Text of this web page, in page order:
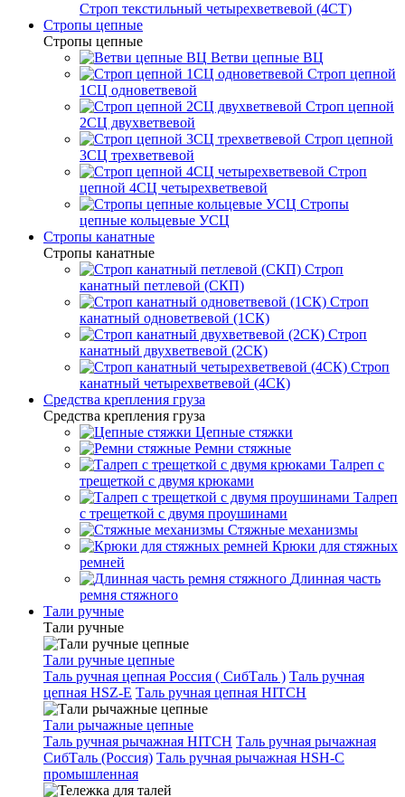
Строп текстильный четырехветвевой (4СТ)
Стропы цепные
Стропы цепные
Ветви цепные ВЦ
Строп цепной
1СЦ одноветвевой
Строп цепной
2СЦ двухветвевой
Строп цепной
3СЦ трехветвевой
Строп
цепной 4СЦ четырехветвевой
Стропы
цепные кольцевые УСЦ
Стропы канатные
Стропы канатные
Строп
канатный петлевой (СКП)
Строп
канатный одноветвевой (1СК)
Строп
канатный двухветвевой (2СК)
Строп
канатный четырехветвевой (4СК)
Средства крепления груза
Средства крепления груза
Цепные стяжки
Ремни стяжные
Талреп с
трещеткой с двумя крюками
Талреп
с трещеткой с двумя проушинами
Стяжные механизмы
Крюки для стяжных
ремней
Длинная часть
ремня стяжного
Тали ручные
Тали ручные
Тали ручные цепные
Таль ручная цепная Россия ( СибТаль ) Таль ручная
цепная HSZ-E Таль ручная цепная HITCH
Тали рычажные цепные
Таль ручная рычажная HITCH Таль ручная рычажная
СибТаль (Россия) Таль ручная рычажная HSH-C
промышленная